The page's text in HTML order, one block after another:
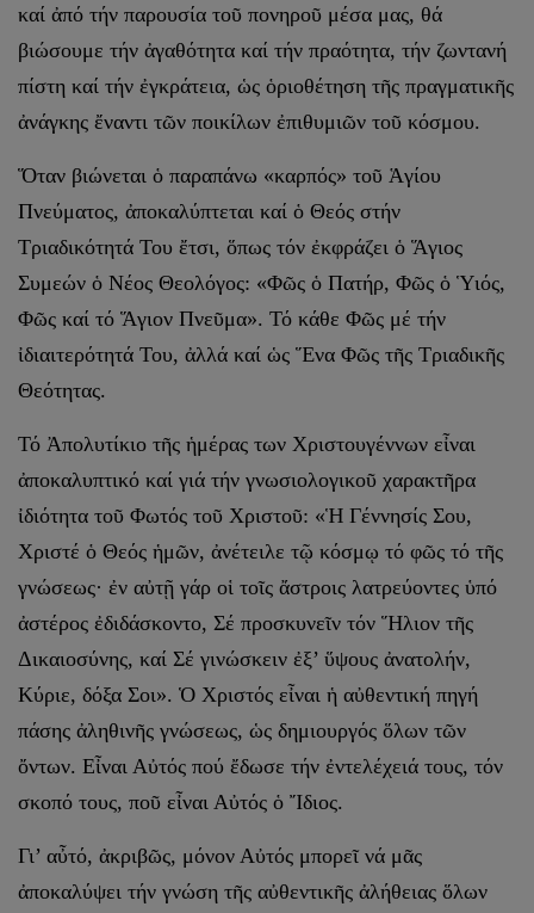
καί ἀπό τήν παρουσία τοῦ πονηροῦ μέσα μας, θά
βιώσουμε τήν ἀγαθότητα καί τήν πραότητα, τήν ζωντανή
πίστη καί τήν ἐγκράτεια, ὡς ὁριοθέτηση τῆς πραγματικῆς
ἀνάγκης ἔναντι τῶν ποικίλων ἐπιθυμιῶν τοῦ κόσμου.
Ὅταν βιώνεται ὁ παραπάνω «καρπός» τοῦ Ἁγίου
Πνεύματος, ἀποκαλύπτεται καί ὁ Θεός στήν
Τριαδικότητά Του ἔτσι, ὅπως τόν ἐκφράζει ὁ Ἅγιος
Συμεών ὁ Νέος Θεολόγος: «Φῶς ὁ Πατήρ, Φῶς ὁ Ὑιός,
Φῶς καί τό Ἅγιον Πνεῦμα». Τό κάθε Φῶς μέ τήν
ἰδιαιτερότητά Του, ἀλλά καί ὡς Ἕνα Φῶς τῆς Τριαδικῆς
Θεότητας.
Τό Ἀπολυτίκιο τῆς ἡμέρας των Χριστουγέννων εἶναι
ἀποκαλυπτικό καί γιά τήν γνωσιολογικοῦ χαρακτῆρα
ἰδιότητα τοῦ Φωτός τοῦ Χριστοῦ: «Ἡ Γέννησίς Σου,
Χριστέ ὁ Θεός ἡμῶν, ἀνέτειλε τῷ κόσμῳ τό φῶς τό τῆς
γνώσεως· ἐν αὐτῇ γάρ οἱ τοῖς ἄστροις λατρεύοντες ὑπό
ἀστέρος ἐδιδάσκοντο, Σέ προσκυνεῖν τόν Ἥλιον τῆς
Δικαιοσύνης, καί Σέ γινώσκειν ἐξ’ ὕψους ἀνατολήν,
Κύριε, δόξα Σοι». Ὁ Χριστός εἶναι ἡ αὐθεντική πηγή
πάσης ἀληθινῆς γνώσεως, ὡς δημιουργός ὅλων τῶν
ὄντων. Εἶναι Αὐτός πού ἔδωσε τήν ἐντελέχειά τους, τόν
σκοπό τους, ποῦ εἶναι Αὐτός ὁ Ἴδιος.
Γι’ αὖτό, ἀκριβῶς, μόνον Αὐτός μπορεῖ νά μᾶς
ἀποκαλύψει τήν γνώση τῆς αὐθεντικῆς ἀλήθειας ὅλων